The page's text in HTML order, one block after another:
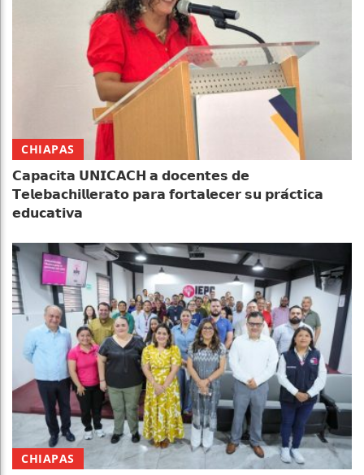
CHIAPAS
𝗖𝗮𝗽𝗮𝗰𝗶𝘁𝗮 𝗨𝗡𝗜𝗖𝗔𝗖𝗛 𝗮 𝗱𝗼𝗰𝗲𝗻𝘁𝗲𝘀 𝗱𝗲
𝗧𝗲𝗹𝗲𝗯𝗮𝗰𝗵𝗶𝗹𝗹𝗲𝗿𝗮𝘁𝗼 𝗽𝗮𝗿𝗮 𝗳𝗼𝗿𝘁𝗮𝗹𝗲𝗰𝗲𝗿 𝘀𝘂 𝗽𝗿𝗮́𝗰𝘁𝗶𝗰𝗮
𝗲𝗱𝘂𝗰𝗮𝘁𝗶𝘃𝗮
CHIAPAS